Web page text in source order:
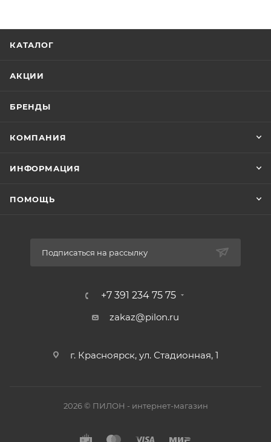
КАТАЛОГ
АКЦИИ
БРЕНДЫ
КОМПАНИЯ
ИНФОРМАЦИЯ
ПОМОЩЬ
Подписаться на рассылку
+7 391 234 75 75
zakaz@pilon.ru
г. Красноярск, ул. Стадионная, 1
2026 © ПИЛОН - интернет-магазин